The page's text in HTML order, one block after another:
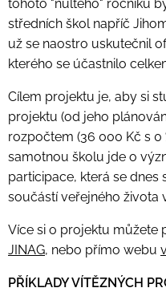
tohoto "nultého" ročníku
středních škol napříč
už se naostro uskutečnil
kterého se účastnilo
Cílem projektu je, aby si
projektu (od jeho
rozpočtem (36 000 Kč s 0
samotnou školu jde o
participace, která se dnes
součástí veřejného života
Více si o projektu můžete
JINAG, nebo přímo webu
PŘÍKLADY VÍTĚZNÝCH